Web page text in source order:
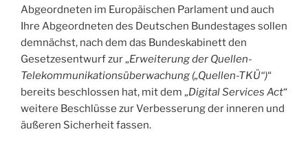
Abgeordneten im Europäischen Parlament und auch
Ihre Abgeordneten des Deutschen Bundestages sollen
demnächst, nach dem das Bundeskabinett den
Gesetzesentwurf zur „Erweiterung der Quellen-
Telekommunikationsüberwachung („Quellen-TKÜ“)“
bereits beschlossen hat, mit dem „Digital Services Act“
weitere Beschlüsse zur Verbesserung der inneren und
äußeren Sicherheit fassen.